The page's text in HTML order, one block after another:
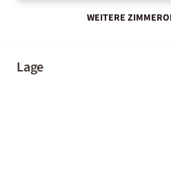
WEITERE
Lage